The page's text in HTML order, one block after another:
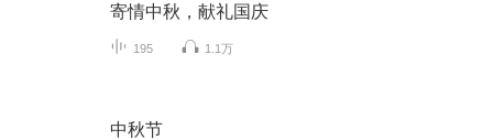
寄情中秋，献礼国庆
195 1.1万
中秋节